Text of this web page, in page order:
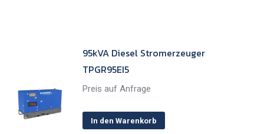
95kVA Diesel Stromerzeuger
TPGR95EI5
Preis auf Anfrage
In den Warenkorb